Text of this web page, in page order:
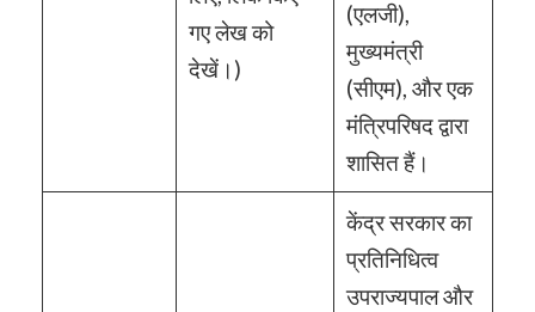
गए लेख को
देखें।)
(एलजी),
मुख्यमंत्री
(सीएम), और एक
मंत्रिपरिषद द्वारा
शासित हैं।
केंद्र सरकार का
प्रतिनिधित्व
उपराज्यपाल और